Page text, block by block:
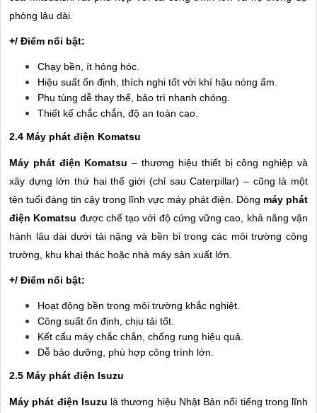
phòng lâu dài.
+/ Điểm nổi bật:
Chạy bền, ít hỏng hóc.
Hiệu suất ổn định, thích nghi tốt với khí hậu nóng ẩm.
Phụ tùng dễ thay thế, bảo trì nhanh chóng.
Thiết kế chắc chắn, độ an toàn cao.
2.4 Máy phát điện Komatsu
Máy phát điện Komatsu – thương hiệu thiết bị công nghiệp và
xây dựng lớn thứ hai thế giới (chỉ sau Caterpillar) – cũng là một
tên tuổi đáng tin cậy trong lĩnh vực máy phát điện. Dòng máy phát
điện Komatsu được chế tạo với độ cứng vững cao, khả năng vận
hành lâu dài dưới tải nặng và bền bỉ trong các môi trường công
trường, khu khai thác hoặc nhà máy sản xuất lớn.
+/ Điểm nổi bật:
Hoạt động bền trong môi trường khắc nghiệt.
Công suất ổn định, chịu tải tốt.
Kết cấu máy chắc chắn, chống rung hiệu quả.
Dễ bảo dưỡng, phù hợp công trình lớn.
2.5 Máy phát điện Isuzu
Máy phát điện Isuzu là thương hiệu Nhật Bản nổi tiếng trong lĩnh